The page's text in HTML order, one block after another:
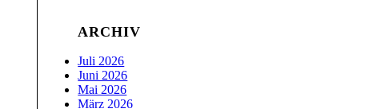
ARCHIV
Juli 2026
Juni 2026
Mai 2026
März 2026